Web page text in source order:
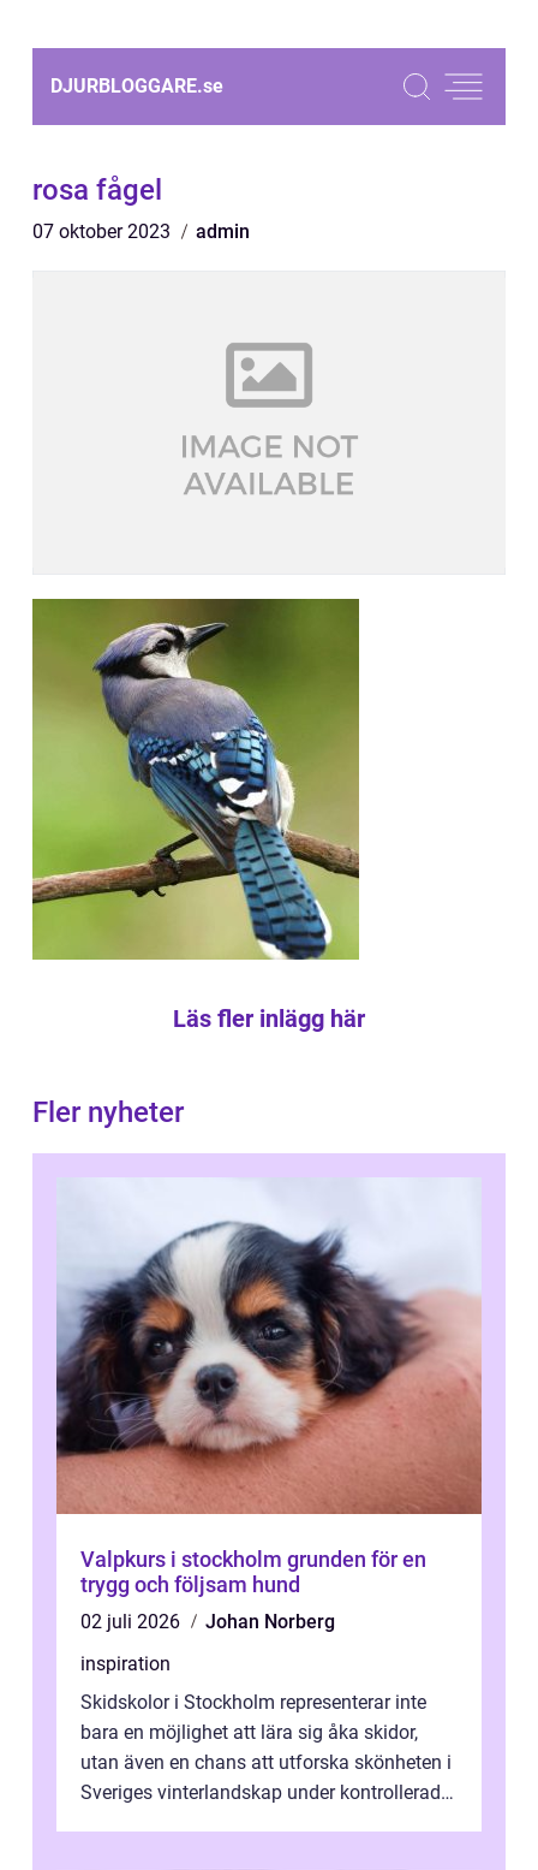
DJURBLOGGARE.se
rosa fågel
07 oktober 2023 admin
Läs fler inlägg här
Fler nyheter
Valpkurs i stockholm grunden för en
trygg och följsam hund
02 juli 2026
Johan Norberg
inspiration
Skidskolor i Stockholm representerar inte
bara en möjlighet att lära sig åka skidor,
utan även en chans att utforska skönheten i
Sveriges vinterlandskap under kontrollerade